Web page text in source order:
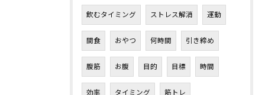
飲むタイミング ストレス解消 運動
間食 おやつ 何時間 引き締め
腹筋 お腹 目的 目標 時間
効率 タイミング 筋トレ